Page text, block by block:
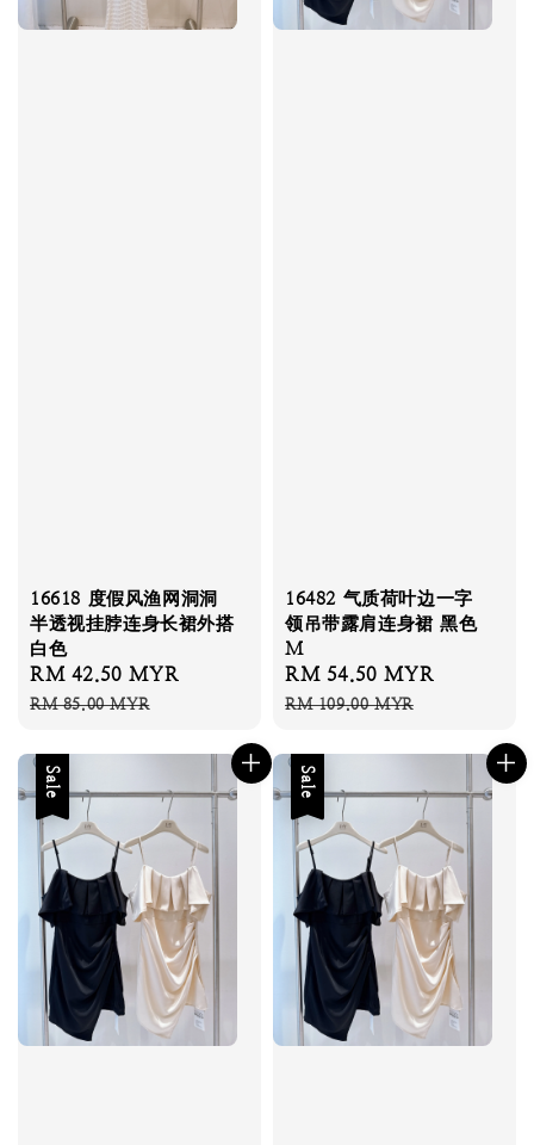
16618 度假风渔网洞洞
半透视挂脖连身长裙外搭
白色
Sale
price
RM 42.50 MYR
RM 85.00 MYR
16482 气质荷叶边一字
领吊带露肩连身裙 黑色
M
Sale
price
RM 54.50 MYR
RM 109.00 MYR
Sale Sale